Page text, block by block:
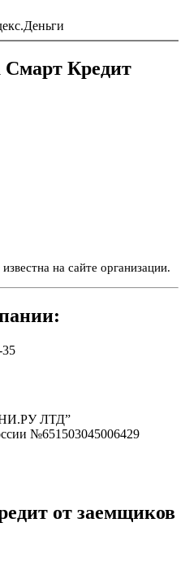
Смарт Кредит
на сайте организации.
ЛТД”
№651503045006429
от заемщиков